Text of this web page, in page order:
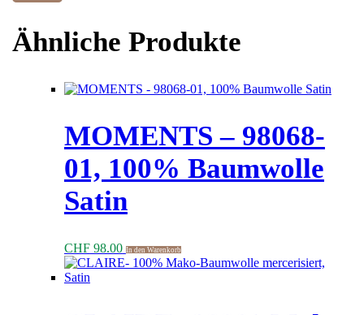
Ähnliche Produkte
MOMENTS – 98068-
01, 100% Baumwolle
Satin
CHF98.00 In den Warenkorb